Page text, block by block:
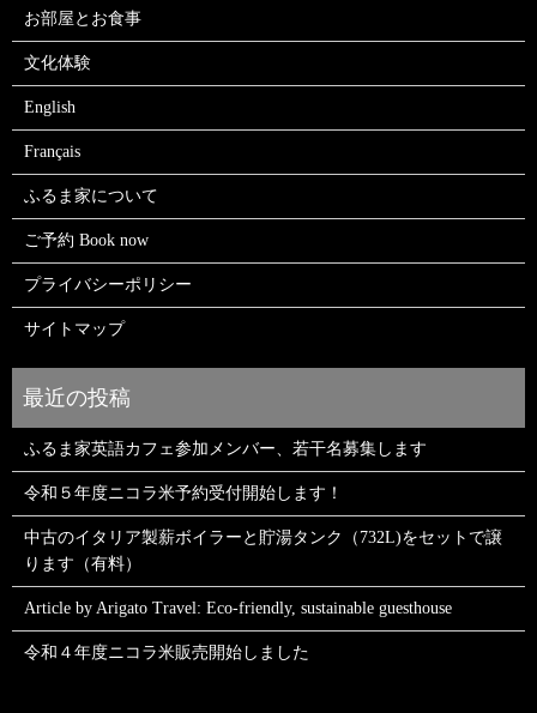
お部屋とお食事
文化体験
English
Français
ふるま家について
ご予約 Book now
プライバシーポリシー
サイトマップ
ふるま家英語カフェ参加メンバー、若干名募集します
令和５年度ニコラ米予約受付開始します！
中古のイタリア製薪ボイラーと貯湯タンク（732L)をセットで譲
ります（有料）
Article by Arigato Travel: Eco-friendly, sustainable guesthouse
令和４年度ニコラ米販売開始しました